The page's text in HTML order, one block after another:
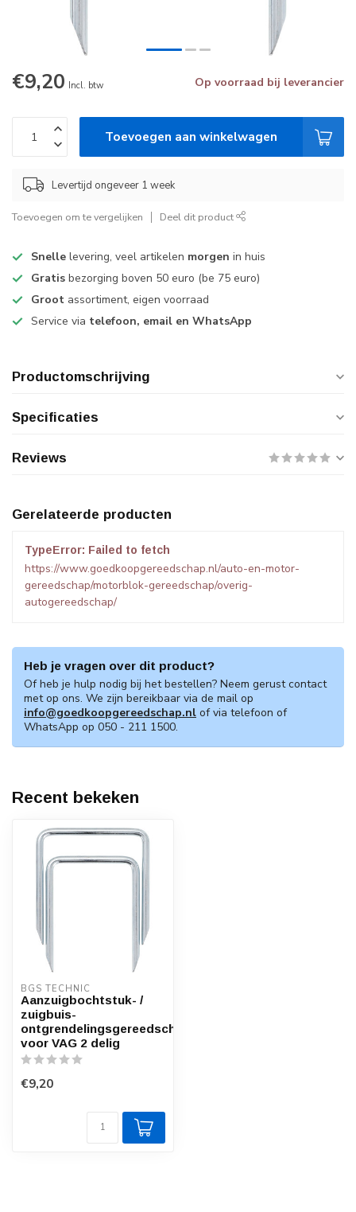
€9,20 Incl. btw Op voorraad bij leverancier
Toevoegen aan winkelwagen
Levertijd ongeveer 1 week
Toevoegen om te vergelijken Deel dit product
Snelle levering, veel artikelen morgen in huis
Gratis bezorging boven 50 euro (be 75 euro)
Groot assortiment, eigen voorraad
Service via telefoon, email en WhatsApp
Productomschrijving
Specificaties
Reviews
Gerelateerde producten
TypeError: Failed to fetch
https://www.goedkoopgereedschap.nl/auto-en-motor-
gereedschap/motorblok-gereedschap/overig-
autogereedschap/
Heb je vragen over dit product?
Of heb je hulp nodig bij het bestellen? Neem gerust contact
met op ons. We zijn bereikbaar via de mail op
info@goedkoopgereedschap.nl of via telefoon of
WhatsApp op 050 - 211 1500.
Recent bekeken
BGS TECHNIC
Aanzuigbochtstuk- /
zuigbuis-
ontgrendelingsgereedschap
voor VAG 2 delig
€9,20